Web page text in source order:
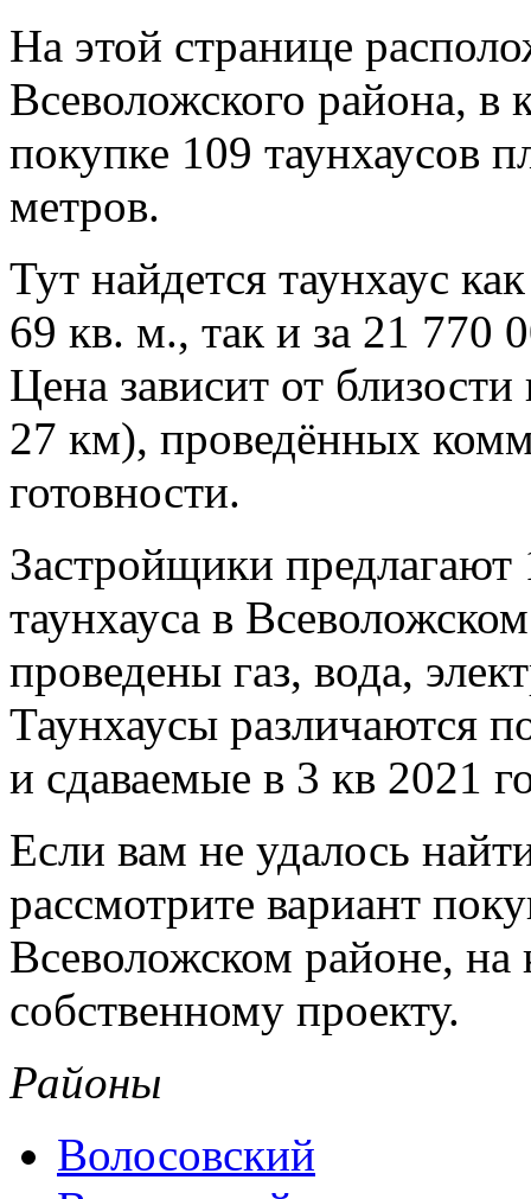
На этой странице
Всеволожского района, в
покупке 109 таунхаусов
метров.
Тут найдется таунхаус
69 кв. м., так и за 21 770
Цена зависит от
27 км), проведённых
готовности.
Застройщики предлагают
таунхауса в
проведены газ, вода,
Таунхаусы различаются
и сдаваемые в 3 кв 2021
Если вам не удалось
рассмотрите вариант
Всеволожском районе,
собственному проекту.
Районы
Волосовский